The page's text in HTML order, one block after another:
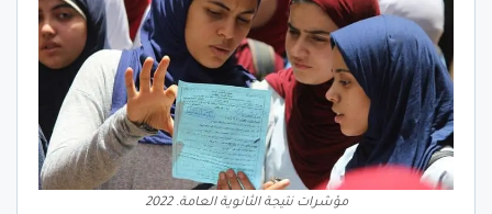
مؤشرات نتيجة الثانوية العامة. 2022